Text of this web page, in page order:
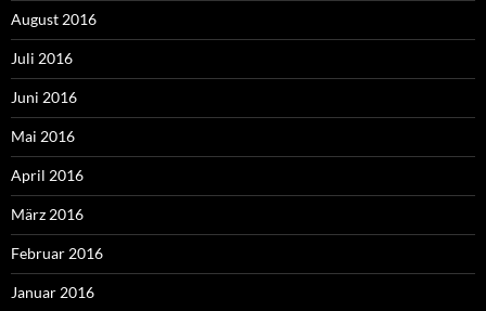
August 2016
Juli 2016
Juni 2016
Mai 2016
April 2016
März 2016
Februar 2016
Januar 2016